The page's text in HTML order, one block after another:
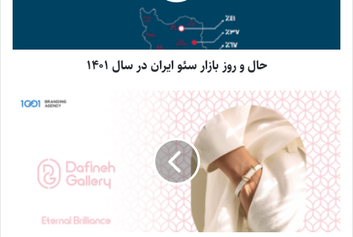
حال و روز بازار سئو ایران در سال 1401